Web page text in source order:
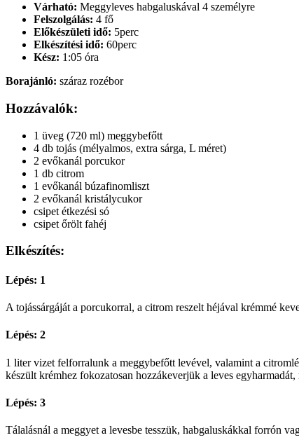
Várható: Meggyleves habgaluskával 4 személyre
Felszolgálás: 4 fő
Előkészületi idő: 5perc
Elkészítési idő: 60perc
Kész: 1:05 óra
Borajánló: száraz rozébor
Hozzávalók:
1 üveg (720 ml) meggybefőtt
4 db tojás (mélyalmos, extra sárga, L méret)
2 evőkanál porcukor
1 db citrom
1 evőkanál búzafinomliszt
2 evőkanál kristálycukor
csipet étkezési só
csipet őrölt fahéj
Elkészítés:
Lépés: 1
A tojássárgáját a porcukorral, a citrom reszelt héjával krémmé
Lépés: 2
1 liter vizet felforralunk a meggybefőtt levével, valamint a
készült krémhez fokozatosan hozzákeverjük a leves
Lépés: 3
Tálalásnál a meggyet a levesbe tesszük, habgaluskákkal forrón